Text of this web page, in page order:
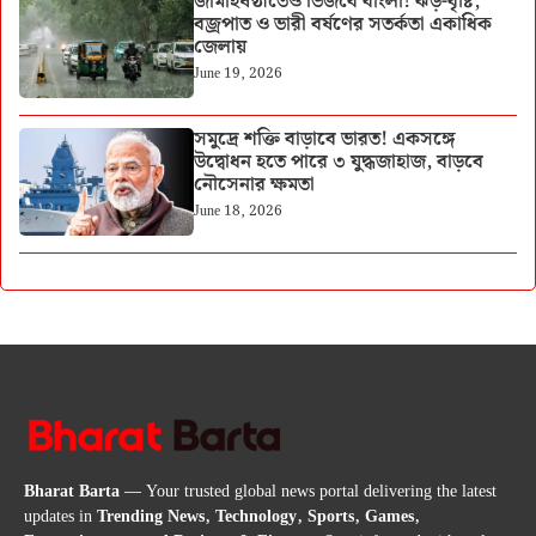
বজ্রপাত ও ভারী বর্ষণের সতর্কতা একাধিক
জেলায়
June 19, 2026
সমুদ্রে শক্তি বাড়াবে ভারত! একসঙ্গে
উদ্বোধন হতে পারে ৩ যুদ্ধজাহাজ, বাড়বে
নৌসেনার ক্ষমতা
June 18, 2026
Bharat Barta— Your trusted global news portal delivering the latest
updates inTrending News, Technology, Sports, Games,